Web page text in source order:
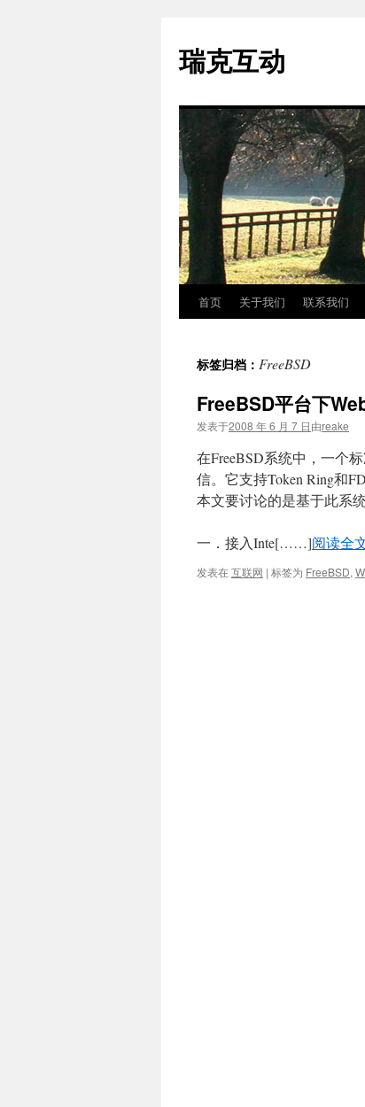
瑞克互动
正
首页 关于我们 联系我们
标签归档： FreeBSD
FreeBSD平台下
发表于2008 年 6 月 7 日由reake
在FreeBSD系统中，一个
信。它支持Token Ring和
本文要讨论的是基于此系
一．接入Inte[……]阅读全
发表在互联网 | 标签为 FreeBSD,